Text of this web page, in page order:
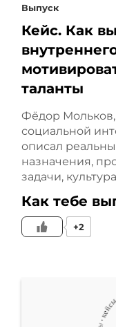
Первое,
на
совсем,
Выпуск
Кейс. Как
таланты
Фёдор
социальной
описал
назначения,
задачи,
Как тебе
+2